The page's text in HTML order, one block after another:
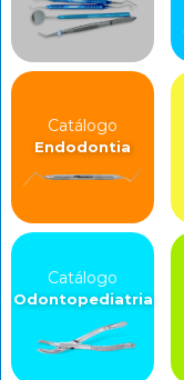
Catálogo
Endodontia
Catálogo
Odontopediatria